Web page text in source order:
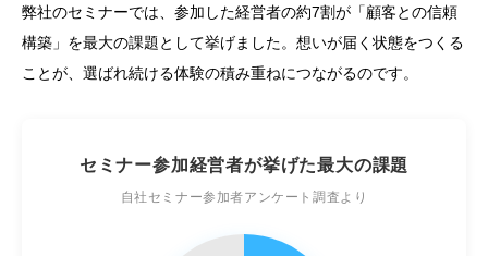
弊社のセミナーでは、参加した経営者の約7割が「顧客との信頼
構築」を最大の課題として挙げました。想いが届く状態をつくる
ことが、選ばれ続ける体験の積み重ねにつながるのです。
セミナー参加経営者が挙げた最大の課題
自社セミナー参加者アンケート調査より